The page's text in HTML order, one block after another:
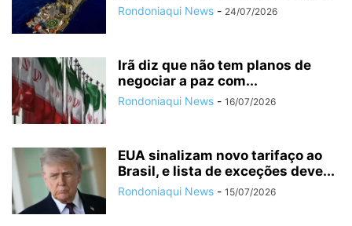
Rondoniaqui News - 24/07/2026
Irã diz que não tem planos de
negociar a paz com...
Rondoniaqui News - 16/07/2026
EUA sinalizam novo tarifaço ao
Brasil, e lista de exceções deve...
Rondoniaqui News - 15/07/2026